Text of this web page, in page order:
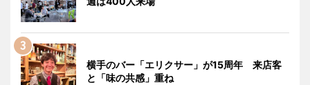
横手のバー「エリクサー」が15周年 来店客
と「味の共感」重ね